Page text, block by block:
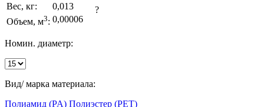
Вес, кг:
0,013
Объем, м3: 0,00006
?
Номин. диаметр:
Вид/ марка материала:
Полиамид (PA) Полиэстер (PET)